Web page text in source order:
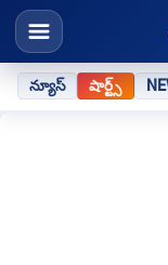
న్యూస్ షార్ట్స్